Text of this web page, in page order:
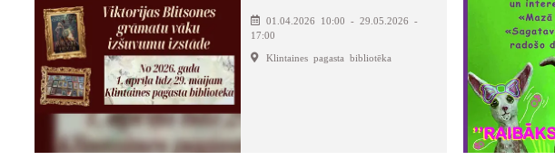
01.04.2026 10:00 - 29.05.2026 -
17:00
Klintaines pagasta bibliotēka